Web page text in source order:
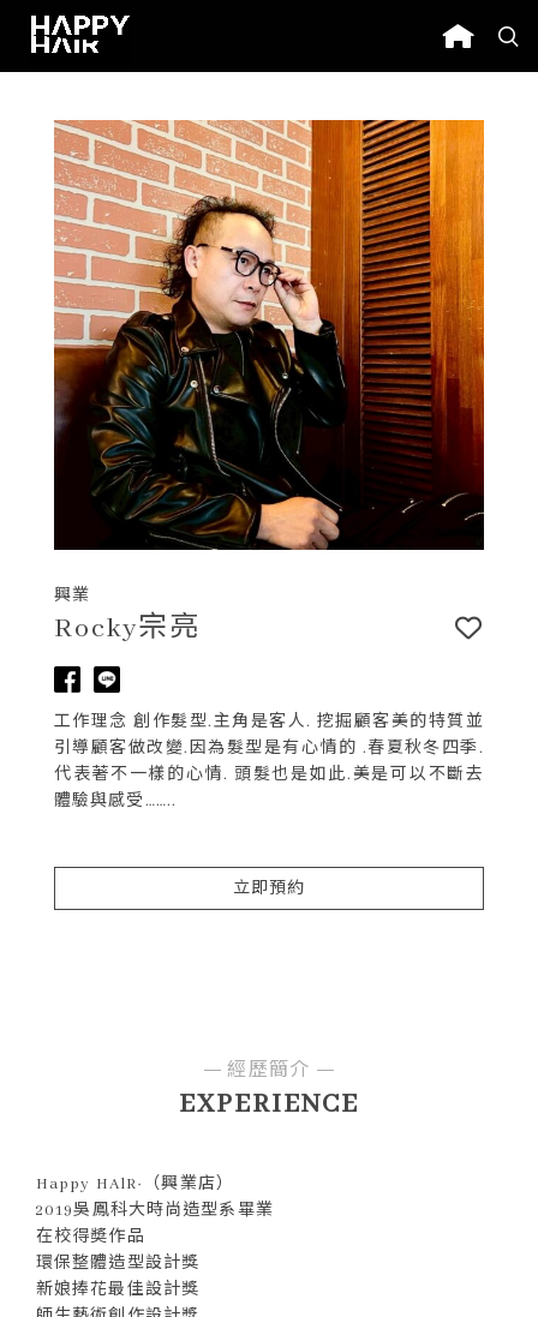
興業
Rocky宗亮
工作理念 創作髮型.主角是客人. 挖掘顧客美的特質並
引導顧客做改變.因為髮型是有心情的 .春夏秋冬四季.
代表著不一樣的心情. 頭髮也是如此.美是可以不斷去
體驗與感受……..
立即預約
EXPERIENCE
經歷簡介
Happy HAlR·（興業店）
2019吳鳳科大時尚造型系畢業
在校得奬作品
環保整體造型設計獎
新娘捧花最佳設計獎